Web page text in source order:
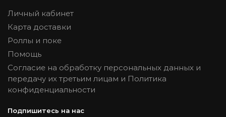
Личный кабинет
Карта доставки
Роллы и поке
Помощь
Согласие на обработку персональных данных и
передачу их третьим лицам и Политика
конфиденциальности
Подпишитесь на нас